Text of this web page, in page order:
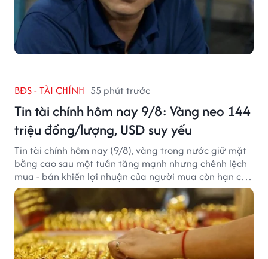
BĐS - TÀI CHÍNH 55 phút trước
Tin tài chính hôm nay 9/8: Vàng neo 144
triệu đồng/lượng, USD suy yếu
Tin tài chính hôm nay (9/8), vàng trong nước giữ mặt
bằng cao sau một tuần tăng mạnh nhưng chênh lệch
mua - bán khiến lợi nhuận của người mua còn hạn chế,
trong khi USD chịu sức ép sau dữ liệu việc làm Mỹ gây
thất vọng.